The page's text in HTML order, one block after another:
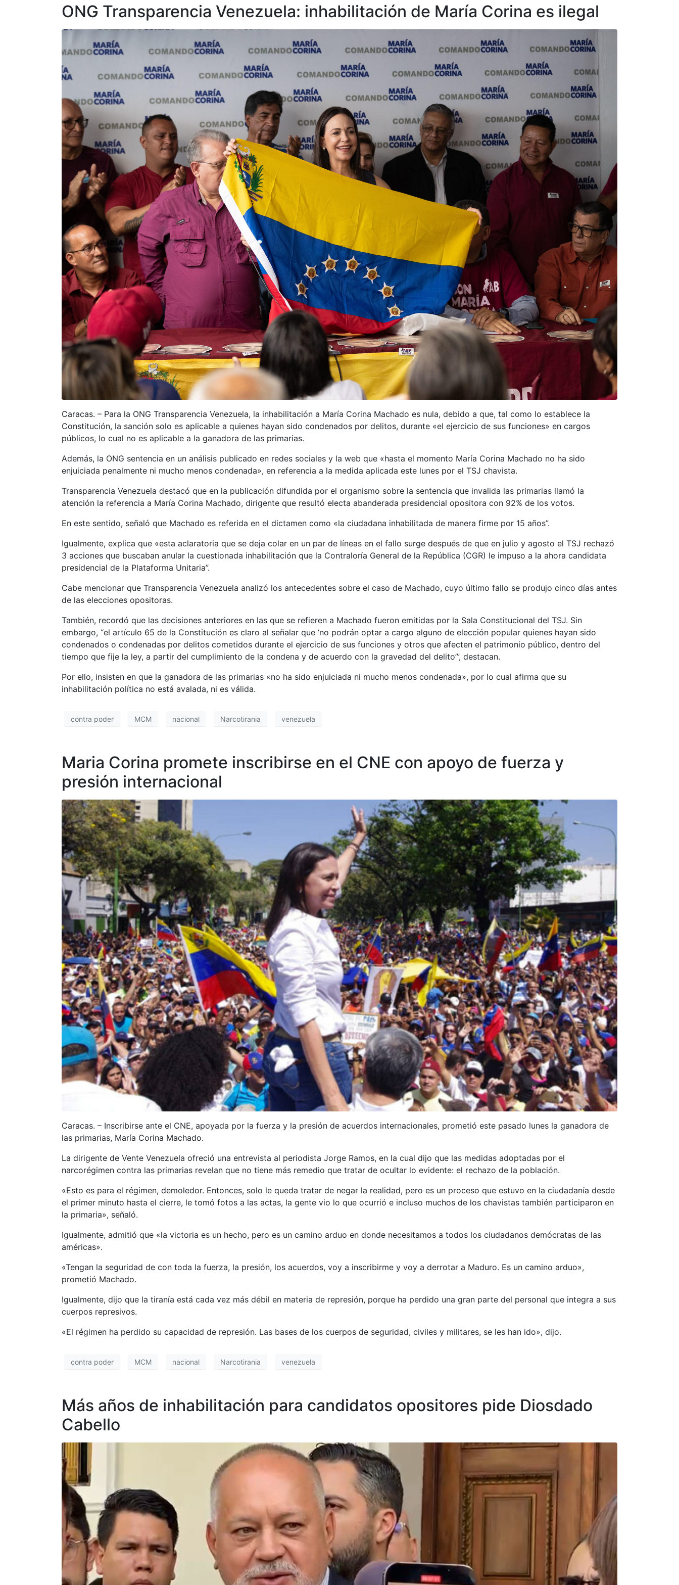
ONG Transparencia Venezuela: inhabilitación de María Corina es ilegal
Caracas. – Para la ONG Transparencia Venezuela, la inhabilitación a María Corina Machado es nula, debido a que, tal como lo establece la
Constitución, la sanción solo es aplicable a quienes hayan sido condenados por delitos, durante «el ejercicio de sus funciones» en cargos
públicos, lo cual no es aplicable a la ganadora de las primarias.
Además, la ONG sentencia en un análisis publicado en redes sociales y la web que «hasta el momento María Corina Machado no ha sido
enjuiciada penalmente ni mucho menos condenada», en referencia a la medida aplicada este lunes por el TSJ chavista.
Transparencia Venezuela destacó que en la publicación difundida por el organismo sobre la sentencia que invalida las primarias llamó la
atención la referencia a María Corina Machado, dirigente que resultó electa abanderada presidencial opositora con 92% de los votos.
En este sentido, señaló que Machado es referida en el dictamen como «la ciudadana inhabilitada de manera firme por 15 años”.
Igualmente, explica que «esta aclaratoria que se deja colar en un par de líneas en el fallo surge después de que en julio y agosto el TSJ rechazó
3 acciones que buscaban anular la cuestionada inhabilitación que la Contraloría General de la República (CGR) le impuso a la ahora candidata
presidencial de la Plataforma Unitaria”.
Cabe mencionar que Transparencia Venezuela analizó los antecedentes sobre el caso de Machado, cuyo último fallo se produjo cinco días antes
de las elecciones opositoras.
También, recordó que las decisiones anteriores en las que se refieren a Machado fueron emitidas por la Sala Constitucional del TSJ. Sin
embargo, “el artículo 65 de la Constitución es claro al señalar que ‘no podrán optar a cargo alguno de elección popular quienes hayan sido
condenados o condenadas por delitos cometidos durante el ejercicio de sus funciones y otros que afecten el patrimonio público, dentro del
tiempo que fije la ley, a partir del cumplimiento de la condena y de acuerdo con la gravedad del delito’”, destacan.
Por ello, insisten en que la ganadora de las primarias «no ha sido enjuiciada ni mucho menos condenada», por lo cual afirma que su
inhabilitación política no está avalada, ni es válida.
contra poder MCM nacional Narcotirania venezuela
Maria Corina promete inscribirse en el CNE con apoyo de fuerza y
presión internacional
Caracas. – Inscribirse ante el CNE, apoyada por la fuerza y la presión de acuerdos internacionales, prometió este pasado lunes la ganadora de
las primarias, María Corina Machado.
La dirigente de Vente Venezuela ofreció una entrevista al periodista Jorge Ramos, en la cual dijo que las medidas adoptadas por el
narcorégimen contra las primarias revelan que no tiene más remedio que tratar de ocultar lo evidente: el rechazo de la población.
«Esto es para el régimen, demoledor. Entonces, solo le queda tratar de negar la realidad, pero es un proceso que estuvo en la ciudadanía desde
el primer minuto hasta el cierre, le tomó fotos a las actas, la gente vio lo que ocurrió e incluso muchos de los chavistas también participaron en
la primaria», señaló.
Igualmente, admitió que «la victoria es un hecho, pero es un camino arduo en donde necesitamos a todos los ciudadanos demócratas de las
américas».
«Tengan la seguridad de con toda la fuerza, la presión, los acuerdos, voy a inscribirme y voy a derrotar a Maduro. Es un camino arduo»,
prometió Machado.
Igualmente, dijo que la tiranía está cada vez más débil en materia de represión, porque ha perdido una gran parte del personal que integra a sus
cuerpos represivos.
«El régimen ha perdido su capacidad de represión. Las bases de los cuerpos de seguridad, civiles y militares, se les han ido», dijo.
contra poder MCM nacional Narcotirania venezuela
Más años de inhabilitación para candidatos opositores pide Diosdado
Cabello